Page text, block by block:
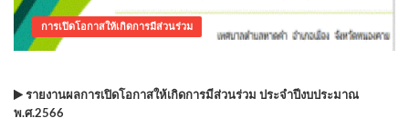
การเปิดโอกาสให้เกิดการมีส่วนร่วม
รายงานผลการเปิดโอกาสให้เกิดการมีส่วนร่วม ประจำปีงบประมาณ
พ.ศ.2566